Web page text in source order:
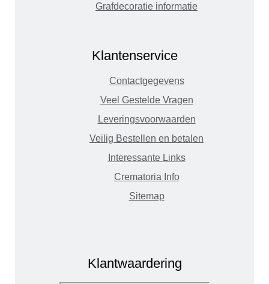
Grafdecoratie informatie
Klantenservice
Contactgegevens
Veel Gestelde Vragen
Leveringsvoorwaarden
Veilig Bestellen en betalen
Interessante Links
Crematoria Info
Sitemap
Klantwaardering